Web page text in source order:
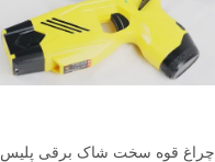
چراغ قوه سخت شاک برقی پلیس